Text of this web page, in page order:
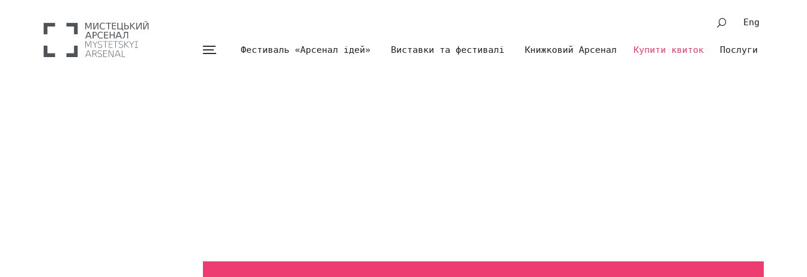
Eng
Фестиваль «Арсенал ідей» Виставки та фестивалі Книжковий Арсенал Послуги
Купити квиток